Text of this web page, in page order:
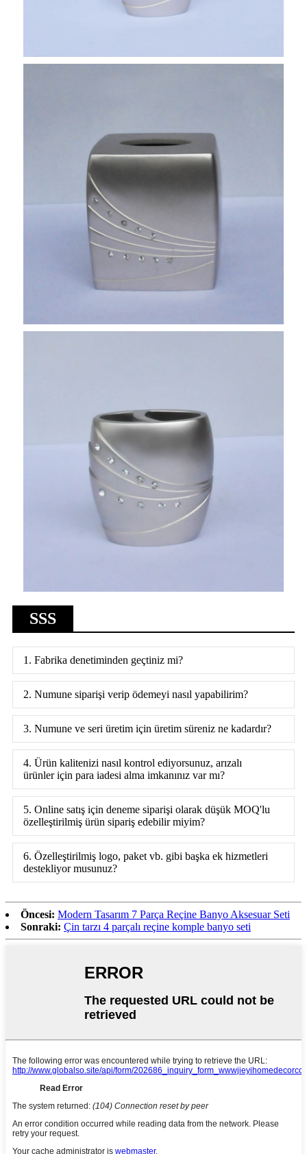
SSS
1. Fabrika denetiminden geçtiniz mi?
2. Numune siparişi verip ödemeyi nasıl yapabilirim?
3. Numune ve seri üretim için üretim süreniz ne kadardır?
4. Ürün kalitenizi nasıl kontrol ediyorsunuz, arızalı
ürünler için para iadesi alma imkanınız var mı?
5. Online satış için deneme siparişi olarak düşük MOQ'lu
özelleştirilmiş ürün sipariş edebilir miyim?
6. Özelleştirilmiş logo, paket vb. gibi başka ek hizmetleri
destekliyor musunuz?
Öncesi: Modern Tasarım 7 Parça Reçine Banyo Aksesuar Seti
Sonraki: Çin tarzı 4 parçalı reçine komple banyo seti